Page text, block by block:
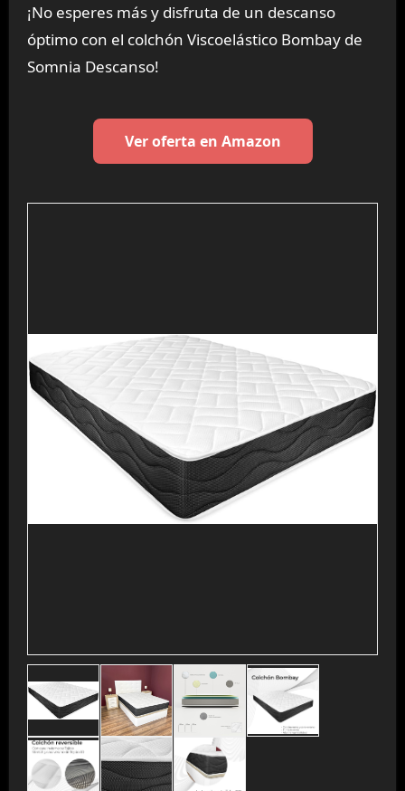
¡No esperes más y disfruta de un descanso
óptimo con el colchón Viscoelástico Bombay de
Somnia Descanso!
Ver oferta en Amazon